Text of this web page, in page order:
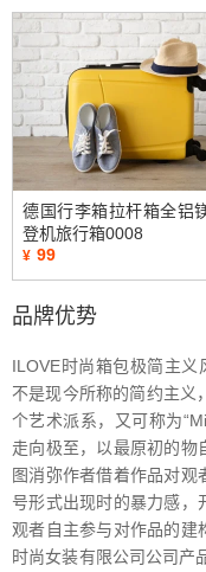
德国行李箱拉杆箱全铝
登机旅行箱0008
¥ 99
品牌优势
ILOVE时尚箱包极简主
不是现今所称的简约主义
个艺术派系，又可称为
走向极至，以最原初的物
图消弥作者借着作品对观
号形式出现时的暴力感，
观者自主参与对作品的建
时尚女装有限公司公司产